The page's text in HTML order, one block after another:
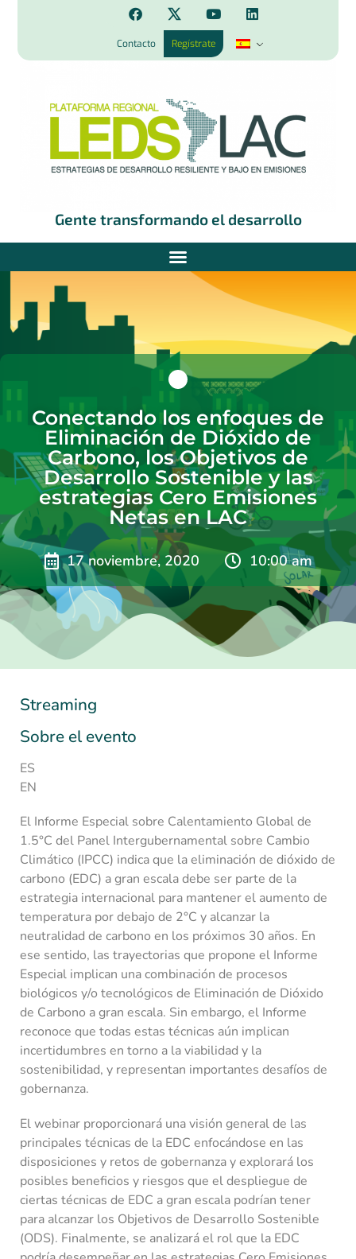
Contacto Regístrate
Gente transformando el desarrollo
Conectando los enfoques de
Eliminación de Dióxido de
Carbono, los Objetivos de
Desarrollo Sostenible y las
estrategias Cero Emisiones
Netas en LAC
17 noviembre, 2020 10:00 am
Streaming
Sobre el evento
ES
EN
El Informe Especial sobre Calentamiento Global de
1.5°C del Panel Intergubernamental sobre Cambio
Climático (IPCC) indica que la eliminación de dióxido de
carbono (EDC) a gran escala debe ser parte de la
estrategia internacional para mantener el aumento de
temperatura por debajo de 2°C y alcanzar la
neutralidad de carbono en los próximos 30 años. En
ese sentido, las trayectorias que propone el Informe
Especial implican una combinación de procesos
biológicos y/o tecnológicos de Eliminación de Dióxido
de Carbono a gran escala. Sin embargo, el Informe
reconoce que todas estas técnicas aún implican
incertidumbres en torno a la viabilidad y la
sostenibilidad, y representan importantes desafíos de
gobernanza.
El webinar proporcionará una visión general de las
principales técnicas de la EDC enfocándose en las
disposiciones y retos de gobernanza y explorará los
posibles beneficios y riesgos que el despliegue de
ciertas técnicas de EDC a gran escala podrían tener
para alcanzar los Objetivos de Desarrollo Sostenible
(ODS). Finalmente, se analizará el rol que la EDC